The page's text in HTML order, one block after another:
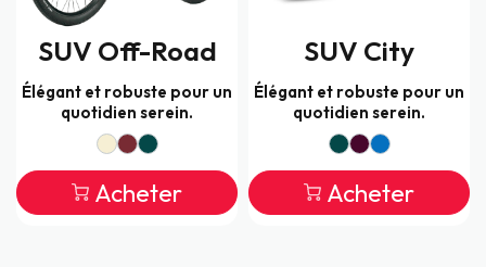
SUV Off-Road
Élégant et robuste pour un
quotidien serein.
Acheter
SUV City
Élégant et robuste pour un
quotidien serein.
Acheter